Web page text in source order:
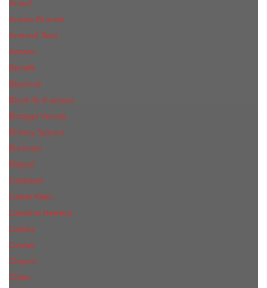
Armaf
Ariana Grande
Armand Basi
Azzaro
Benefit
Beyonce
Bond № 9 unisex
Bottega Veneta
Britney Spears
Burberry
Bvlgari
Cacharel
Calvin Klein
Carolina Herrera
Cartier
Cerruti
Сhanеl
Chloe